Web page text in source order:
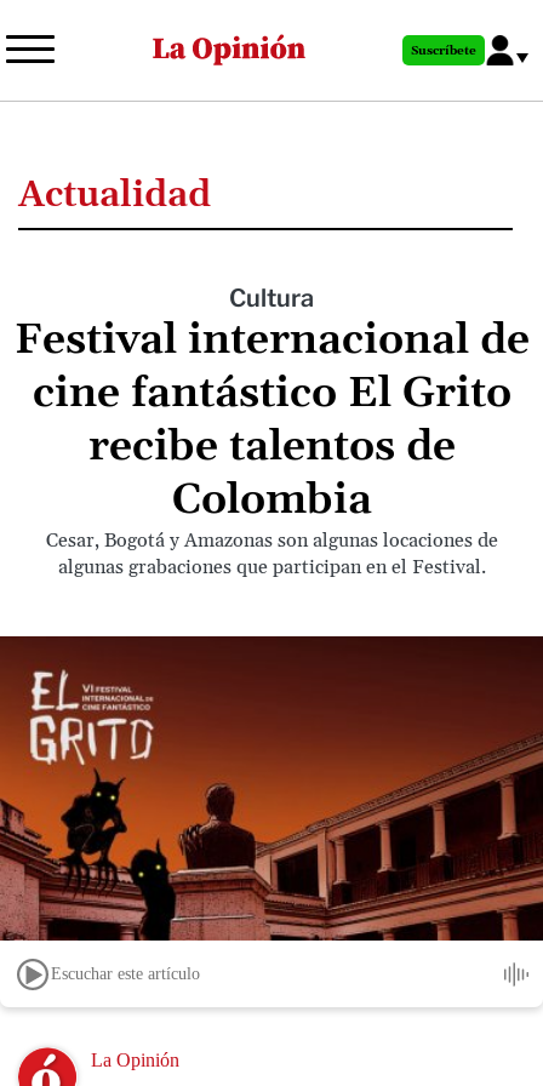
al
principal
Suscríbete
Actualidad
Cultura
Festival internacional de
cine fantástico El Grito
recibe talentos de
Colombia
Cesar, Bogotá y Amazonas son algunas locaciones de
algunas grabaciones que participan en el Festival.
Escuchar este artículo
Image La Opinión